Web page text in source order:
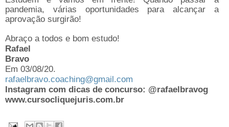
pandemia, várias oportunidades para alcançar a
aprovação surgirão!
Abraço a todos e bom estudo!
Rafael
Bravo
Em 03/08/20.
rafaelbravo.coaching@gmail.com
Instagram com dicas de concurso: @rafaelbravog
www.cursocliquejuris.com.br